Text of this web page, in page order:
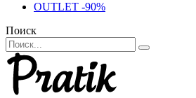
OUTLET -90%
Поиск